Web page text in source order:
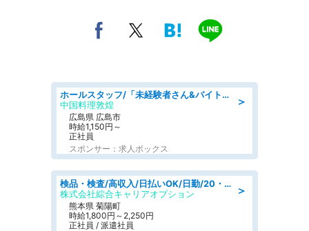
＞
ホールスタッフ/「未経験者さん&バイトデビューも大歓迎」残業ほぼなし×1日3時間〜勤務OK!フォロー体制も充実/広島県/広島市南区
中国料理敦煌
広島県 広島市
時給1,150円～
正社員
スポンサー：求人ボックス
＞
検品・検査/高収入/日払いOK/日勤/20・30・40代活躍中/製造 工場
株式会社綜合キャリアオプション
熊本県 菊陽町
時給1,800円～2,250円
正社員 / 派遣社員